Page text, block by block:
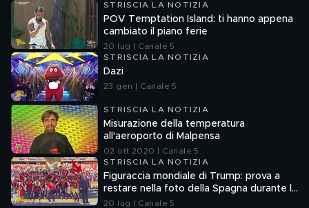
STRISCIA LA NOTIZIA
POV Temptation Island: ti hanno appena
cambiato il piano ferie
20 lug | Canale 5
STRISCIA LA NOTIZIA
Dazi
23 gen | Canale 5
STRISCIA LA NOTIZIA
Misurazione della temperatura
all'aeroporto di Malpensa
02 ott 2020 | Canale 5
STRISCIA LA NOTIZIA
Figuraccia mondiale di Trump: prova a
restare nella foto della Spagna durante la
premiazione
20 lug | Canale 5